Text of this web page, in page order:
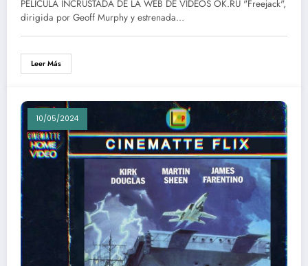
PELÍCULA INCRUSTADA DE LA WEB DE VIDEOS OK.RU "Freejack",
dirigida por Geoff Murphy y estrenada…
Leer Más
10/05/2024